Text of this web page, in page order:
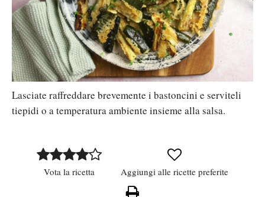
Lasciate raffreddare brevemente i bastoncini e serviteli
tiepidi o a temperatura ambiente insieme alla salsa.
Vota la ricetta Aggiungi alle ricette preferite